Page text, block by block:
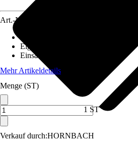
Verkauf durch:HORNBACH
Art.-Nr.
Eigenschaft
Einsatzbereich
Mehr Artikeldetails
Menge (ST)
1 ST